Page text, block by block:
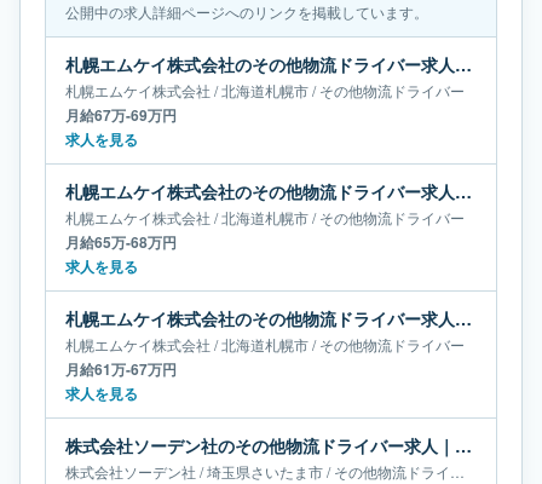
公開中の求人詳細ページへのリンクを掲載しています。
札幌エムケイ株式会社のその他物流ドライバー求人｜北海道札幌市｜月給67万-69万円
札幌エムケイ株式会社 /北海道札幌市/その他物流ドライバー
月給67万-69万円
求人を見る
札幌エムケイ株式会社のその他物流ドライバー求人｜北海道札幌市｜月給65万-68万円
札幌エムケイ株式会社 /北海道札幌市/その他物流ドライバー
月給65万-68万円
求人を見る
札幌エムケイ株式会社のその他物流ドライバー求人｜北海道札幌市｜月給61万-67万円
札幌エムケイ株式会社 /北海道札幌市/その他物流ドライバー
月給61万-67万円
求人を見る
株式会社ソーデン社のその他物流ドライバー求人｜埼玉県さいたま市｜月給60万-65万円
株式会社ソーデン社 /埼玉県さいたま市/その他物流ドライバー